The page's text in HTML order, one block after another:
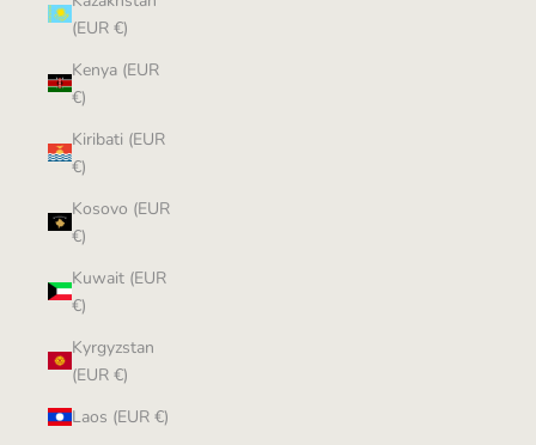
(EUR €)
Kenya (EUR
€)
Kiribati (EUR
€)
Kosovo (EUR
€)
Kuwait (EUR
€)
Kyrgyzstan
(EUR €)
Laos (EUR €)